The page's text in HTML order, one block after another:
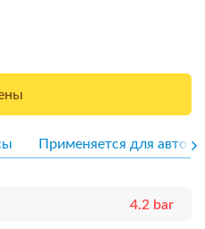
Применяется для авто
4.2 bar